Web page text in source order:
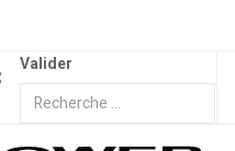
Valider